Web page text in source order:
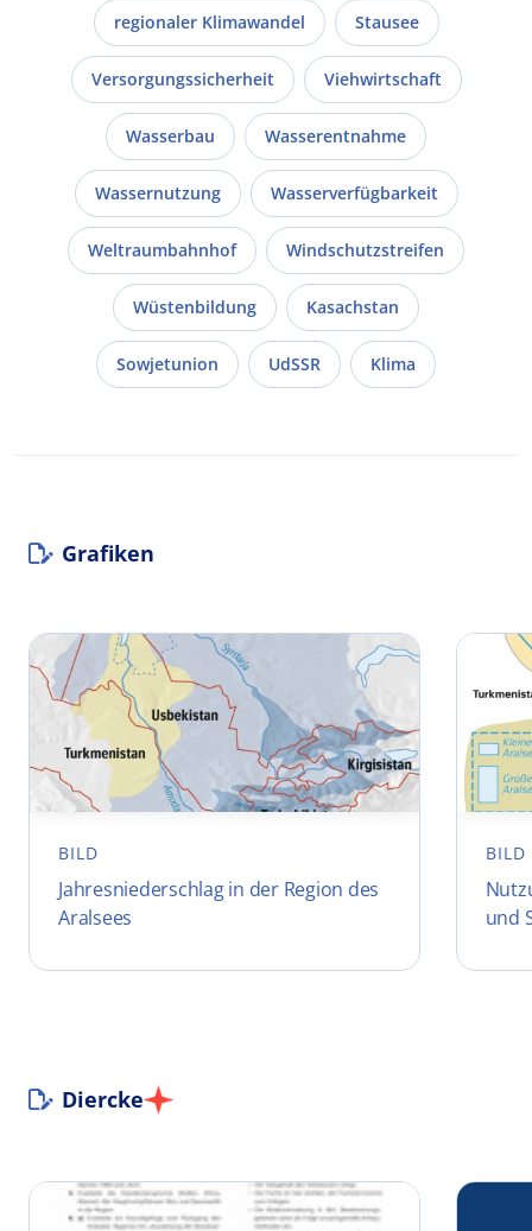
regionaler Klimawandel Stausee
Versorgungssicherheit Viehwirtschaft
Wasserbau Wasserentnahme
Wassernutzung Wasserverfügbarkeit
Weltraumbahnhof Windschutzstreifen
Wüstenbildung Kasachstan
Sowjetunion UdSSR Klima
Grafiken
BILD
Jahresniederschlag in der Region des
Aralsees
BILD
und
Diercke